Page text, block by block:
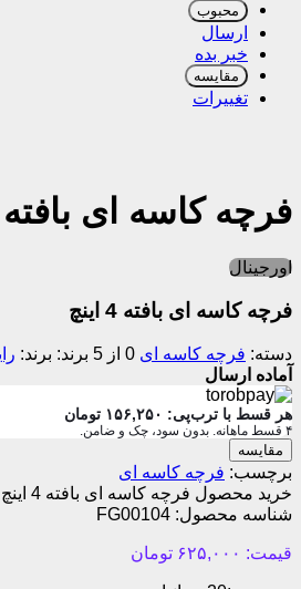
محبوب
ارسال
خبر بده
مقایسه
تغییرات
فرچه کاسه ای بافته 4 اینچ
اورجینال
فرچه کاسه ای بافته 4 اینچ
دسته: فرچه کاسه ای 0 از 5 برند:
آماده ارسال
هر قسط با ترب‌پی: ۱۵۶,۲۵۰ تومان
۴ قسط ماهانه. بدون سود، چک و ضامن.
مقایسه
برچسب: فرچه کاسه ای
خرید محصول فرچه کاسه ای بافته 4 اینچ
شناسه محصول: FG00104
قیمت: ۶۲۵,۰۰۰ تومان